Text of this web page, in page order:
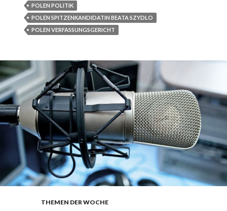
POLEN POLITIK
POLEN SPITZENKANDIDATIN BEATA SZYDLO
POLEN VERFASSUNGSGERICHT
THEMEN DER WOCHE